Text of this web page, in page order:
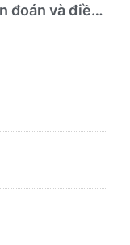
đoán và điều